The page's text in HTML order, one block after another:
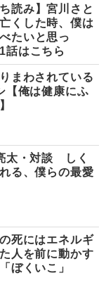
ち読み】宮川さと
くした時、僕は
たいと思っ
話はこちら
まわされている
【俺は健康にふ
太・対談 しく
る、僕らの最愛
死にはエネルギ
人を前に動かす
ぼくいこ」